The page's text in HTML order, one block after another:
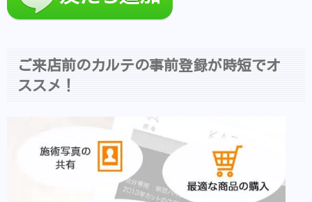
ご来店前のカルテの事前登録が時短でオ
ススメ！